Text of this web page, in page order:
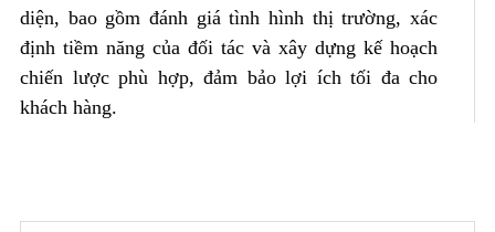
diện, bao gồm đánh giá tình hình thị trường, xác
định tiềm năng của đối tác và xây dựng kế hoạch
chiến lược phù hợp, đảm bảo lợi ích tối đa cho
khách hàng.